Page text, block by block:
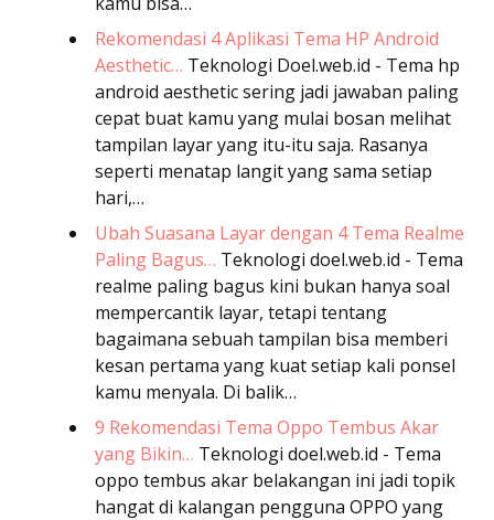
Rekomendasi 4 Aplikasi Tema HP Android
Aesthetic… Teknologi Doel.web.id - Tema hp
android aesthetic sering jadi jawaban paling
cepat buat kamu yang mulai bosan melihat
tampilan layar yang itu-itu saja. Rasanya
seperti menatap langit yang sama setiap
hari,…
Ubah Suasana Layar dengan 4 Tema Realme
Paling Bagus… Teknologi doel.web.id - Tema
realme paling bagus kini bukan hanya soal
mempercantik layar, tetapi tentang
bagaimana sebuah tampilan bisa memberi
kesan pertama yang kuat setiap kali ponsel
kamu menyala. Di balik…
9 Rekomendasi Tema Oppo Tembus Akar
yang Bikin… Teknologi doel.web.id - Tema
oppo tembus akar belakangan ini jadi topik
hangat di kalangan pengguna OPPO yang